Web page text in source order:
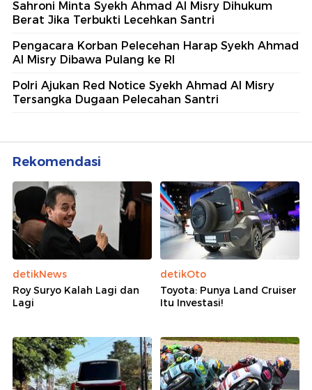
Sahroni Minta Syekh Ahmad Al Misry Dihukum
Berat Jika Terbukti Lecehkan Santri
Pengacara Korban Pelecehan Harap Syekh Ahmad
Al Misry Dibawa Pulang ke RI
Polri Ajukan Red Notice Syekh Ahmad Al Misry
Tersangka Dugaan Pelecahan Santri
Rekomendasi
detikNews
Roy Suryo Kalah Lagi dan
Lagi
detikOto
Toyota: Punya Land Cruiser
Itu Investasi!